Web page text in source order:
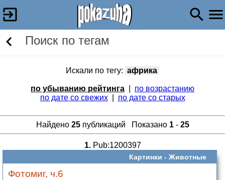
Поиск по тегам
Искали по тегу: африка
по убыванию рейтинга
по возрастанию
по дате со свежих| по дате со старых
Найдено 25публикаций Показано 1- 25
1.Pub:1200397
Картинки - Животные
Фотомиг, ч.6